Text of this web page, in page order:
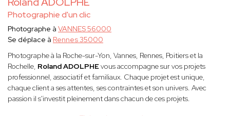
Photographie d'un clic
Photographe à VANNES 56000
Se déplace à Rennes 35000
Photographe à la Roche-sur-Yon, Vannes, Rennes, Poitiers et la
Rochelle, Roland ADOLPHEvous accompagne sur vos projets
professionnel, associatif et familiaux. Chaque projet est unique,
chaque client a ses attentes, ses contraintes et son univers. Avec
passion il s'investit pleinement dans chacun de ces projets.